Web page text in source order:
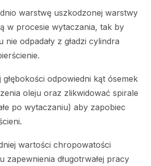
warstwę uszkodzonej warstwy
w procesie wytaczania, tak by
nie odpadały z gładzi cylindra
głębokości odpowiedni kąt ósemek
oleju oraz zlikwidować spirale
po wytaczaniu) aby zapobiec
wartości chropowatości
zapewnienia długotrwałej pracy